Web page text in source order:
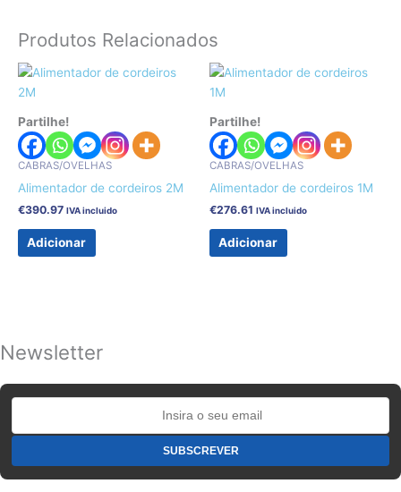
Produtos Relacionados
Partilhe!
CABRAS/OVELHAS
Alimentador de cordeiros 2M
€390.97 IVA incluido
Adicionar
Partilhe!
CABRAS/OVELHAS
Alimentador de cordeiros 1M
€276.61 IVA incluido
Adicionar
Newsletter